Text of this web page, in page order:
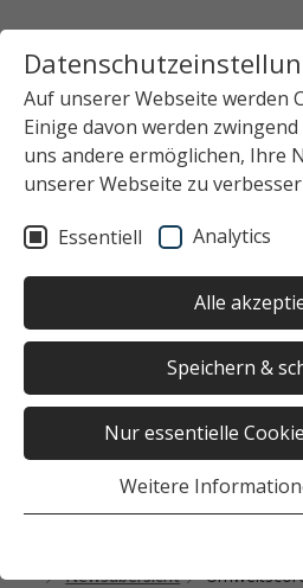
Auf unserer Webseite werden
Einige davon werden
uns andere ermöglichen, Ihre
unserer Webseite zu
Essentiell Analytics
Alle
Speichern &
Nur essentielle
Weitere
Newsübersicht